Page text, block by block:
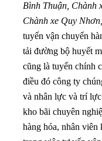
Bình Thuận, Chành
Chành xe Quy
tuyến vận chuyển
tải đường bộ huyết
cũng là tuyến chính
điều đó công ty
và nhân lực và trí
kho bãi chuyên
hàng hóa, nhân